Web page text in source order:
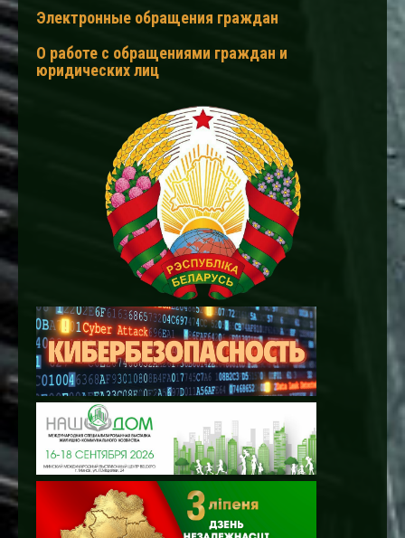
Электронные обращения граждан
О работе с обращениями граждан и
юридических лиц